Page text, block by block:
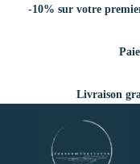
-10% sur votre
Livraison